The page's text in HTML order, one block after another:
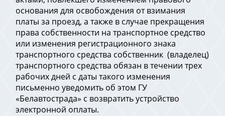
основания для освобождения от взимания
платы за проезд, а также в случае прекращения
права собственности на транспортное средство
или изменения регистрационного знака
транспортного средства собственник (владелец)
транспортного средства обязан в течении трех
рабочих дней с даты такого изменения
письменно уведомить об этом ГУ
«Белавтострада» с возвратить устройство
электронной оплаты.